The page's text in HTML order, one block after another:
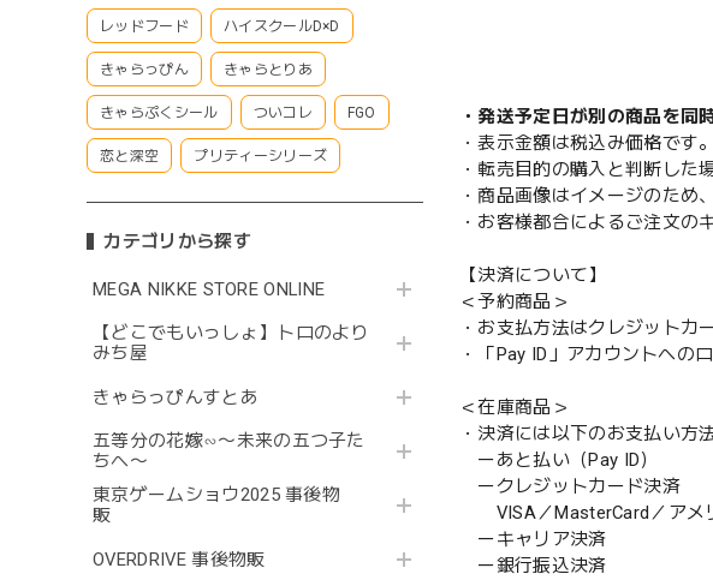
レッドフード ハイスクールD×D
きゃらっぴん きゃらとりあ
きゃらぷくシール ついコレ FGO
恋と深空 プリティーシリーズ
カテゴリから探す
MEGA NIKKE STORE ONLINE
【どこでもいっしょ】トロのより
みち屋
きゃらっぴんすとあ
五等分の花嫁∽〜未来の五つ子た
ちへ〜
東京ゲームショウ2025 事後物
販
OVERDRIVE 事後物販
・発送予定日が別の商品を同
・表示金額は税込み価格です。
・転売目的の購入と判断した
・商品画像はイメージのため
・お客様都合によるご注文の
【決済について】
＜予約商品＞
・お支払方法はクレジットカ
・「Pay ID」アカウントへの
＜在庫商品＞
・決済には以下のお支払い方
ーあと払い（Pay ID）
ークレジットカード決済
VISA／MasterCard／アメ
ーキャリア決済
ー銀行振込決済